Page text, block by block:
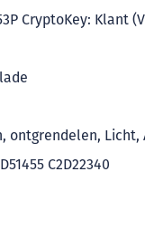
CryptoKey: Klant
ontgrendelen,
C2D22340